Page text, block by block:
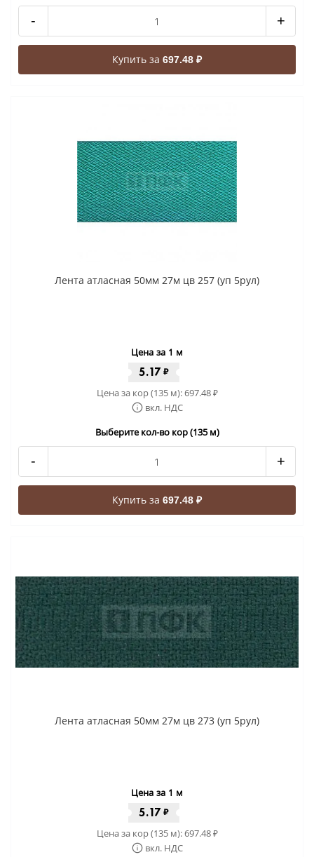
- +
Купить за 697.48 ₽
Лента атласная 50мм 27м цв 257 (уп 5рул)
Цена за 1 м
5.17 ₽
Цена за кор (135 м):697.48₽
вкл. НДС
Выберите кол-во кор (135 м)
- +
Купить за 697.48 ₽
Лента атласная 50мм 27м цв 273 (уп 5рул)
Цена за 1 м
5.17 ₽
Цена за кор (135 м):697.48₽
вкл. НДС